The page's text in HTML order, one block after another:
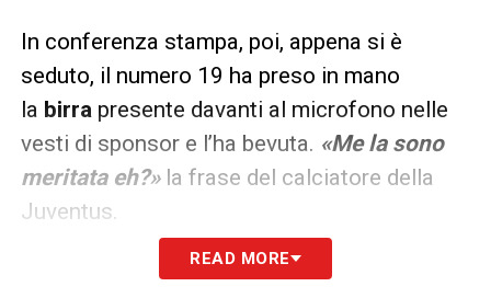
In conferenza stampa, poi, appena si è
seduto, il numero 19 ha preso in mano
la birra presente davanti al microfono nelle
vesti di sponsor e l’ha bevuta. «Me la sono
meritata eh?»la frase del calciatore della
Juventus.
LA PLAYLIST DELLE NOSTRE TOP NEWS
READ MORE